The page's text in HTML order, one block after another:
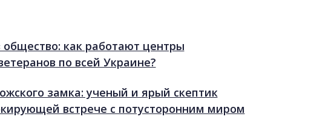
как работают центры
по всей Украине?
замка: ученый и ярый скептик
встрече с потусторонним миром